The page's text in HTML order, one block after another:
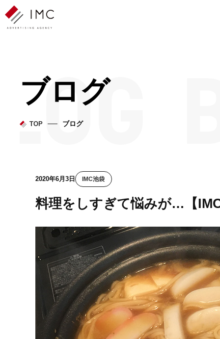
ブログ
TOP ブログ
2020年6月3日 IMC池袋
料理をしすぎて悩みが…【